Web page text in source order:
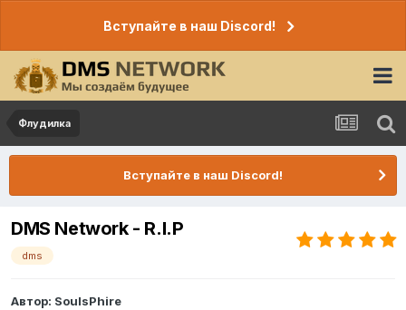
Вступайте в наш Discord!
Флудилка
Вступайте в наш Discord!
DMS Network - R.I.P
dms
Автор: SoulsPhire